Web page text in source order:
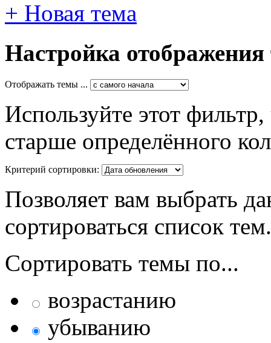
+ Новая тема
Настройка отображения
Отображать темы ...
Используйте этот
старше определённого
Критерий сортировки:
Позволяет вам выбрать
сортироваться список тем.
Сортировать темы по...
возрастанию
убыванию